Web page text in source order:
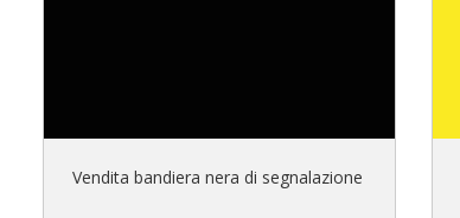
Vendita bandiera nera di segnalazione